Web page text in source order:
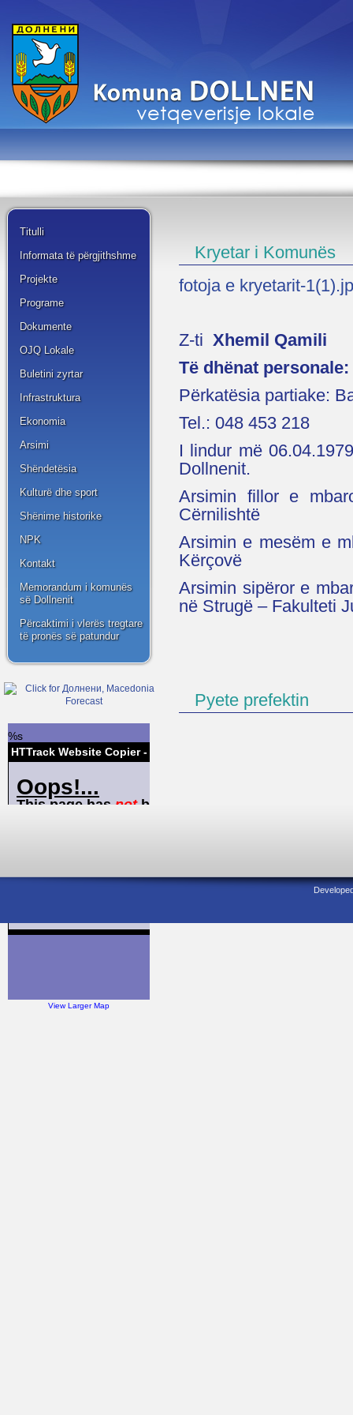
Titulli
Informata të përgjithshme
Projekte
Programe
Dokumente
OJQ Lokale
Buletini zyrtar
Infrastruktura
Ekonomia
Arsimi
Shëndetësia
Kulturë dhe sport
Shënime historike
NPK
Kontakt
Memorandum i komunës
së Dollnenit
Përcaktimi i vlerës tregtare
të pronës së patundur
View Larger Map
Kryetar i Komunës
fotoja e kryetarit-
Z-ti Xhemil Qamili
Të dhënat personale:
Përkatësia partiake:
Tel.: 048 453 218
I lindur më
Dollnenit.
Arsimin fillor e
Cërnilishtë
Arsimin e mesëm e
Kërçovë
Arsimin sipëror e
në Strugë – Fakulteti
Pyete prefektin